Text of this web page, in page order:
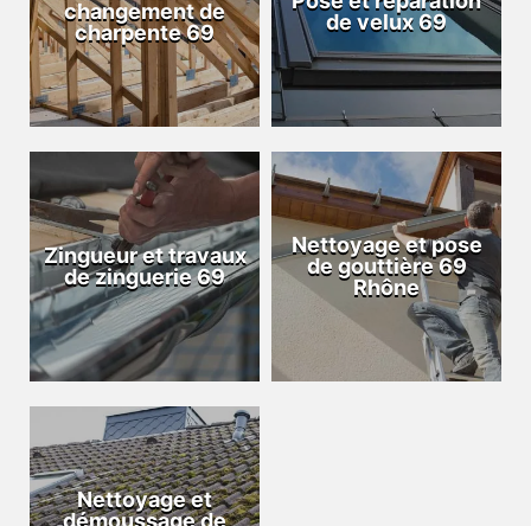
changement de
charpente 69
de velux 69
Zingueur et travaux
de zinguerie 69
Nettoyage et pose
de gouttière 69
Rhône
Nettoyage et
démoussage de